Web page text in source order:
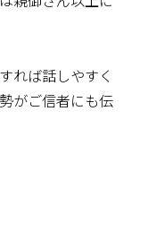
れば話しやすく
がご信者にも伝